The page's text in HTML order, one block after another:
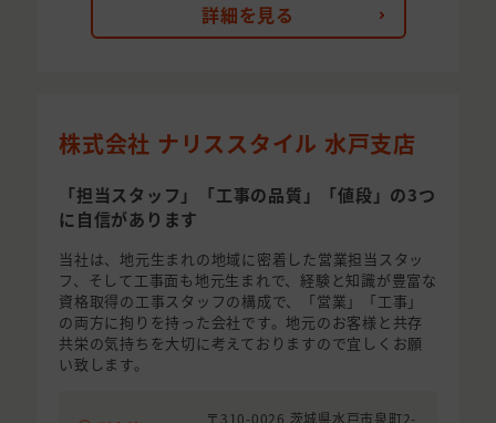
詳細を見る
株式会社 ナリススタイル 水戸支店
「担当スタッフ」「工事の品質」「値段」の3つ
に自信があります
当社は、地元生まれの地域に密着した営業担当スタッ
フ、そして工事面も地元生まれで、経験と知識が豊富な
資格取得の工事スタッフの構成で、「営業」「工事」
の両方に拘りを持った会社です。地元のお客様と共存
共栄の気持ちを大切に考えておりますので宜しくお願
い致します。
〒310-0026 茨城県水戸市泉町2-